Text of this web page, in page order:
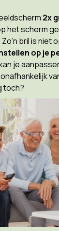
2x
het scherm
bril is niet
op je
je
toch?